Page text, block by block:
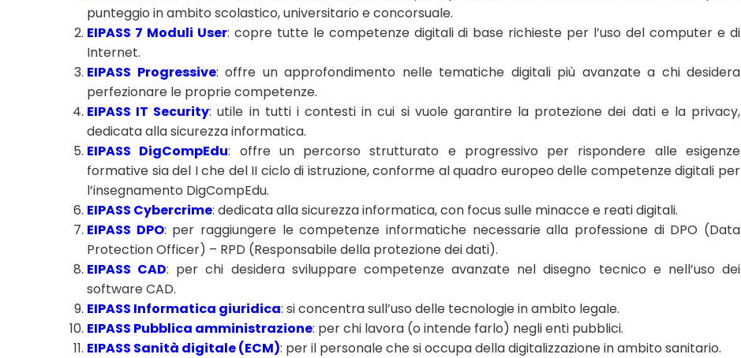
punteggio in ambito scolastico, universitario e concorsuale.
EIPASS 7 Moduli User: copre tutte le competenze digitali di base richieste per l’uso del computer e di
Internet.
EIPASS Progressive: offre un approfondimento nelle tematiche digitali più avanzate a chi desidera
perfezionare le proprie competenze.
EIPASS IT Security: utile in tutti i contesti in cui si vuole garantire la protezione dei dati e la privacy,
dedicata alla sicurezza informatica.
EIPASS DigCompEdu: offre un percorso strutturato e progressivo per rispondere alle esigenze
formative sia del I che del II ciclo di istruzione, conforme al quadro europeo delle competenze digitali per
l’insegnamento DigCompEdu.
EIPASS Cybercrime: dedicata alla sicurezza informatica, con focus sulle minacce e reati digitali.
EIPASS DPO: per raggiungere le competenze informatiche necessarie alla professione di DPO (Data
Protection Officer) – RPD (Responsabile della protezione dei dati).
EIPASS CAD: per chi desidera sviluppare competenze avanzate nel disegno tecnico e nell’uso dei
software CAD.
EIPASS Informatica giuridica: si concentra sull’uso delle tecnologie in ambito legale.
EIPASS Pubblica amministrazione: per chi lavora (o intende farlo) negli enti pubblici.
EIPASS Sanità digitale (ECM): per il personale che si occupa della digitalizzazione in ambito sanitario.